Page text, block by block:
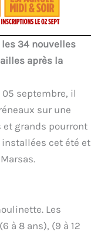
34 nouvelles
après la
septembre, il
sur une
et grands pourront
cet été et
Les
à 8 ans), (9 à 12